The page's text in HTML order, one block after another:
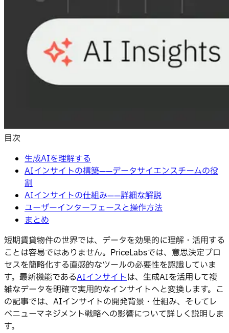
目次
生成AIを理解する
AIインサイトの構築——データサイエンスチームの役
割
AIインサイトの仕組み——詳細な解説
ユーザーインターフェースと操作方法
まとめ
短期賃貸物件の世界では、データを効果的に理解・活用する
ことは容易ではありません。PriceLabsでは、意思決定プロ
セスを簡略化する直感的なツールの必要性を認識していま
す。最新機能であるAIインサイトは、生成AIを活用して複
雑なデータを明確で実用的なインサイトへと変換します。こ
の記事では、AIインサイトの開発背景・仕組み、そしてレ
ベニューマネジメント戦略への影響について詳しく説明しま
す。